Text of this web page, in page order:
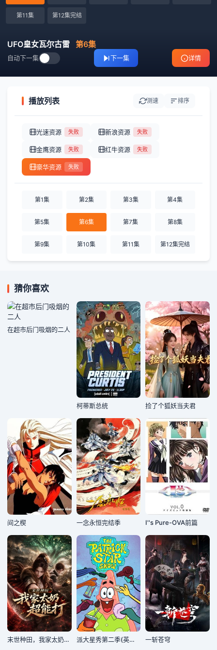
第11集 第12集完结
UFO皇女瓦尔古雷 第6集
自动下一集 下一集 详情
播放列表 测速 排序
光速资源 失败 新浪资源 失败
金鹰资源 失败 红牛资源 失败
豪华资源 失败
第1集 第2集 第3集 第4集
第5集 第6集 第7集 第8集
第9集 第10集 第11集 第12集完结
猜你喜欢
在超市后门吸烟的二人
柯蒂斯总统 捡了个狐妖当夫君
间之楔 ​一念永恒完结季​ I''s Pure-OVA前篇
末世种田，我家太奶超能打 派大星秀第二季(英文版) 一斩苍穹